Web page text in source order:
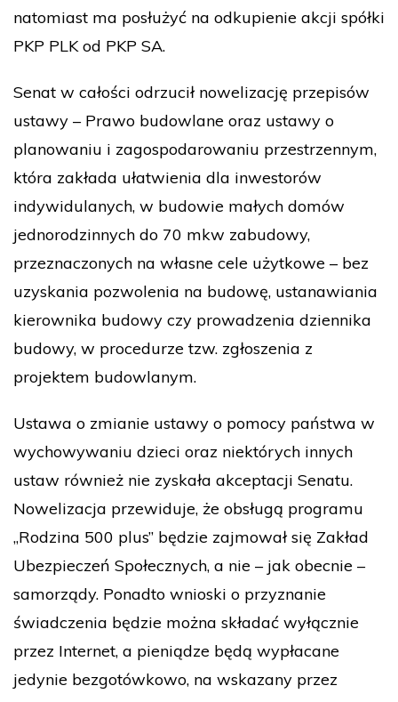
natomiast ma posłużyć na odkupienie akcji spółki
PKP PLK od PKP SA.
Senat w całości odrzucił nowelizację przepisów
ustawy – Prawo budowlane oraz ustawy o
planowaniu i zagospodarowaniu przestrzennym,
która zakłada ułatwienia dla inwestorów
indywidulanych, w budowie małych domów
jednorodzinnych do 70 mkw zabudowy,
przeznaczonych na własne cele użytkowe – bez
uzyskania pozwolenia na budowę, ustanawiania
kierownika budowy czy prowadzenia dziennika
budowy, w procedurze tzw. zgłoszenia z
projektem budowlanym.
Ustawa o zmianie ustawy o pomocy państwa w
wychowywaniu dzieci oraz niektórych innych
ustaw również nie zyskała akceptacji Senatu.
Nowelizacja przewiduje, że obsługą programu
„Rodzina 500 plus” będzie zajmował się Zakład
Ubezpieczeń Społecznych, a nie – jak obecnie –
samorządy. Ponadto wnioski o przyznanie
świadczenia będzie można składać wyłącznie
przez Internet, a pieniądze będą wypłacane
jedynie bezgotówkowo, na wskazany przez